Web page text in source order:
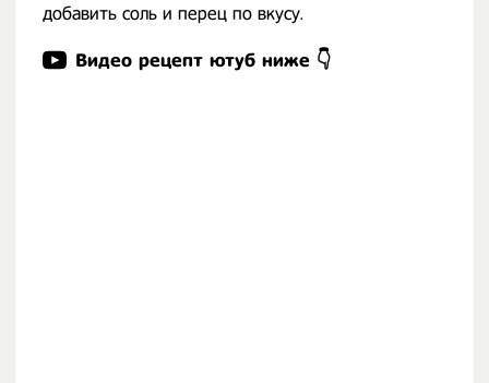
добавить соль и перец по вкусу.
Видео рецепт ютуб ниже 👇